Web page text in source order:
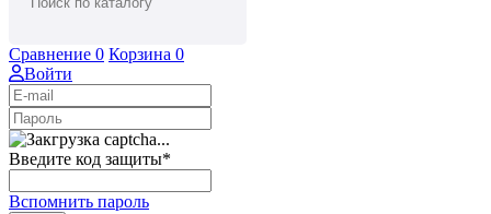
Сравнение 0 Корзина 0
Войти
Введите код защиты*
Вспомнить пароль